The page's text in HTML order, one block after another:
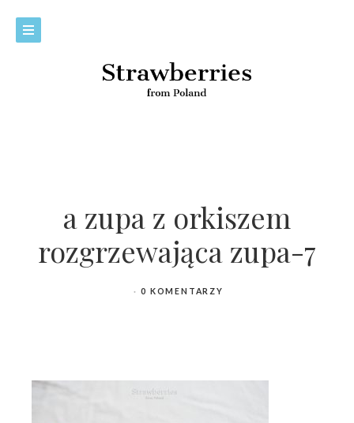
a zupa z orkiszem
rozgrzewająca zupa-7
0 KOMENTARZY